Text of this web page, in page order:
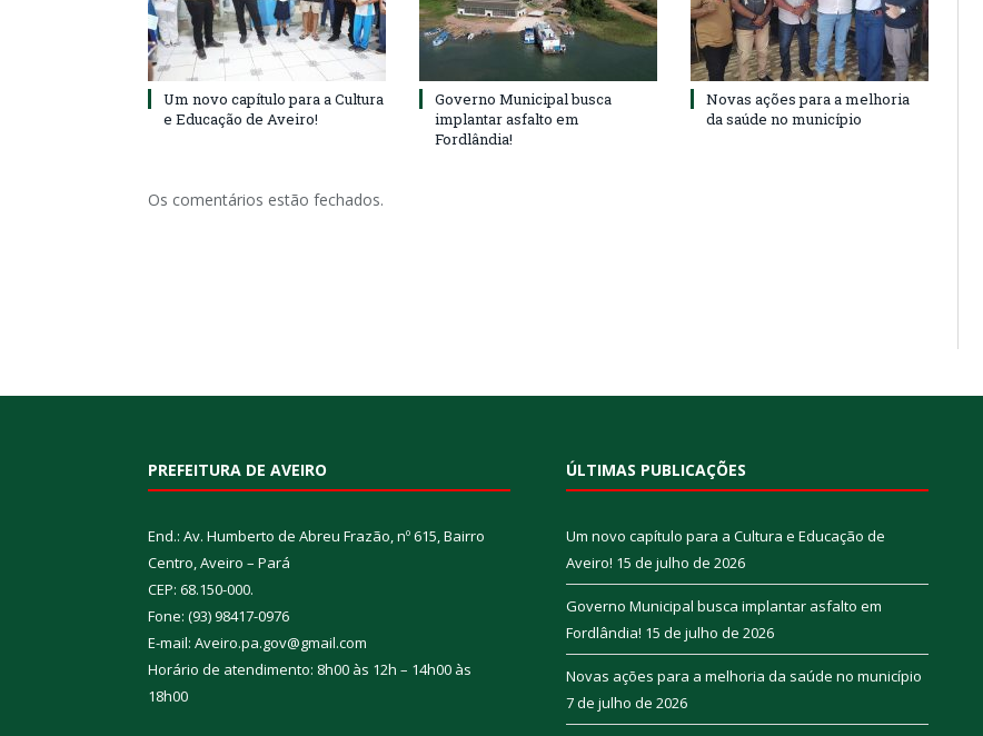
Um novo capítulo para a Cultura
e Educação de Aveiro!
Governo Municipal busca
implantar asfalto em
Fordlândia!
Novas ações para a melhoria
da saúde no município
Os comentários estão fechados.
PREFEITURA DE AVEIRO
End.: Av. Humberto de Abreu Frazão, nº 615, Bairro
Centro, Aveiro – Pará
CEP: 68.150-000.
Fone: (93) 98417-0976
E-mail: Aveiro.pa.gov@gmail.com
Horário de atendimento: 8h00 às 12h – 14h00 às
18h00
ÚLTIMAS PUBLICAÇÕES
Um novo capítulo para a Cultura e Educação de
Aveiro! 15 de julho de 2026
Governo Municipal busca implantar asfalto em
Fordlândia! 15 de julho de 2026
Novas ações para a melhoria da saúde no município
7 de julho de 2026